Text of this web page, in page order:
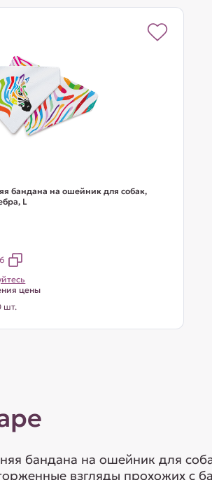
бандана на ошейник для собак,
L
цены
шт.
бандана на ошейник для
взгляды прохожих с